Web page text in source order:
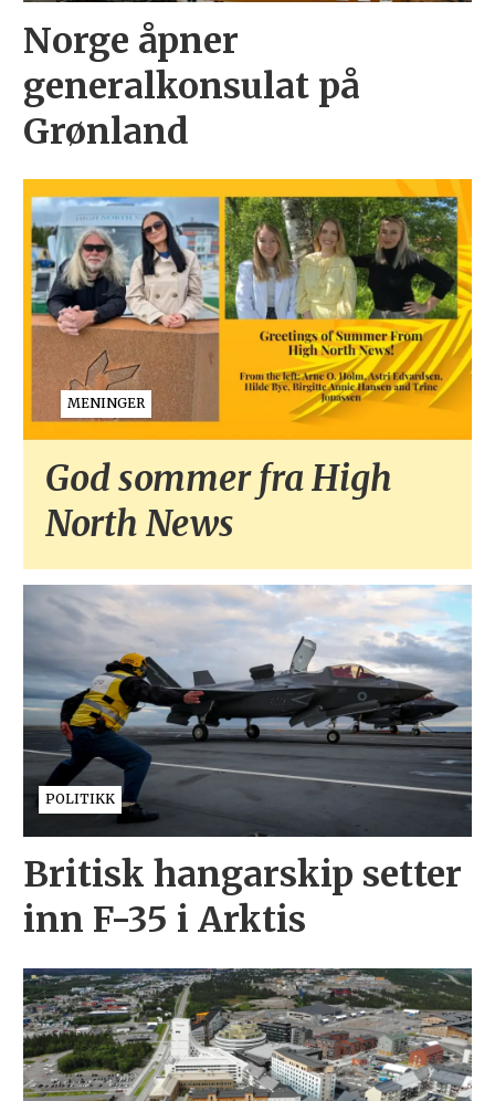
Norge åpner
generalkonsulat på
Grønland
MENINGER
God sommer fra High
North News
POLITIKK
Britisk hangarskip setter
inn F-35 i Arktis